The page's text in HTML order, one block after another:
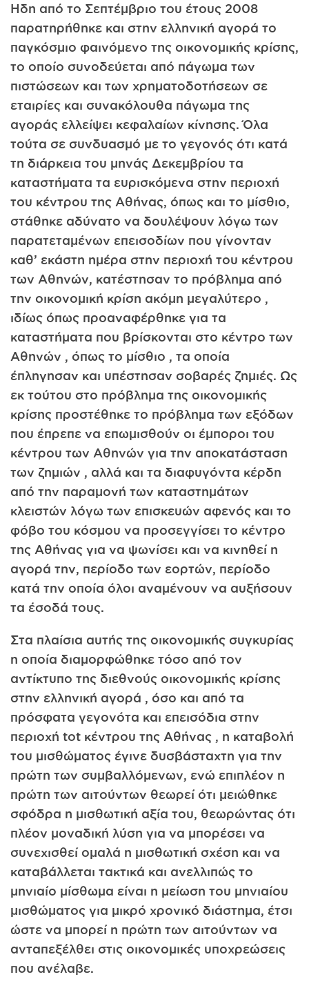
Ηδη από το Σεπτέμβριο του έτους 2008
παρατηρήθηκε και στην ελληνική αγορά το
παγκόσμιο φαινόμενο της οικονομικής κρίσης,
το οποίο συνοδεύεται από πάγωμα των
πιστώσεων και των χρηματοδοτήσεων σε
εταιρίες και συνακόλουθα πάγωμα της
αγοράς ελλείψει κεφαλαίων κίνησης. Όλα
τούτα σε συνδυασμό με το γεγονός ότι κατά
τη διάρκεια του μηνάς Δεκεμβρίου τα
καταστήματα τα ευρισκόμενα στην περιοχή
του κέντρου της Αθήνας, όπως και το μίσθιο,
στάθηκε αδύνατο να δουλέψουν λόγω των
παρατεταμένων επεισοδίων που γίνονταν
καθ’ εκάστη ημέρα στην περιοχή του κέντρου
των Αθηνών, κατέστησαν το πρόβλημα από
την οικονομική κρίση ακόμη μεγαλύτερο ,
ιδίως όπως προαναφέρθηκε για τα
καταστήματα που βρίσκονται στο κέντρο των
Αθηνών , όπως το μίσθιο , τα οποία
έπληγησαν και υπέστησαν σοβαρές ζημιές. Ως
εκ τούτου στο πρόβλημα της οικονομικής
κρίσης προστέθηκε το πρόβλημα των εξόδων
που έπρεπε να επωμισθούν οι έμποροι του
κέντρου των Αθηνών για την αποκατάσταση
των ζημιών , αλλά και τα διαφυγόντα κέρδη
από την παραμονή των καταστημάτων
κλειστών λόγω των επισκευών αφενός και το
φόβο του κόσμου να προσεγγίσει το κέντρο
της Αθήνας για να ψωνίσει και να κινηθεί η
αγορά την, περίοδο των εορτών, περίοδο
κατά την οποία όλοι αναμένουν να αυξήσουν
τα έσοδά τους.
Στα πλαίσια αυτής της οικονομικής συγκυρίας
η οποία διαμορφώθηκε τόσο από τον
αντίκτυπο της διεθνούς οικονομικής κρίσης
στην ελληνική αγορά , όσο και από τα
πρόσφατα γεγονότα και επεισόδια στην
περιοχή tot κέντρου της Αθήνας , η καταβολή
του μισθώματος έγινε δυσβάσταχτη για την
πρώτη των συμβαλλόμενων, ενώ επιπλέον η
πρώτη των αιτούντων θεωρεί ότι μειώθηκε
σφόδρα η μισθωτική αξία του, θεωρώντας ότι
πλέον μοναδική λύση για να μπορέσει να
συνεχισθεί ομαλά η μισθωτική σχέση και να
καταβάλλεται τακτικά και ανελλιπώς το
μηνιαίο μίσθωμα είναι η μείωση του μηνιαίου
μισθώματος για μικρό χρονικό διάστημα, έτσι
ώστε να μπορεί η πρώτη των αιτούντων να
ανταπεξέλθει στις οικονομικές υποχρεώσεις
που ανέλαβε.